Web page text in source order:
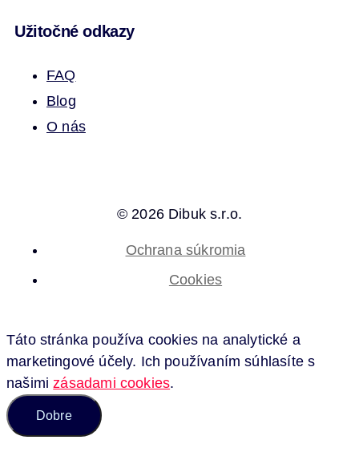
Užitočné odkazy
FAQ
Blog
O nás
© 2026 Dibuk s.r.o.
Ochrana súkromia
Cookies
Táto stránka používa cookies na analytické a
marketingové účely. Ich používaním súhlasíte s
našimizásadami cookies.
Dobre